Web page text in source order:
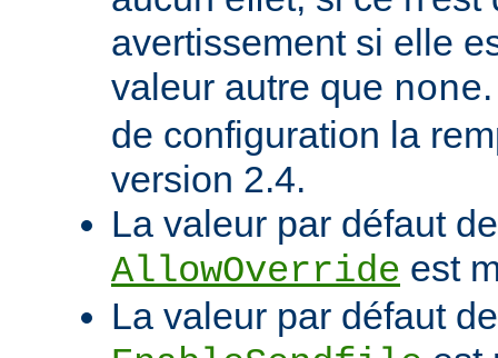
avertissement si elle
valeur autre que none
de configuration la
version 2.4.
La valeur par défaut
AllowOverride est
La valeur par défaut